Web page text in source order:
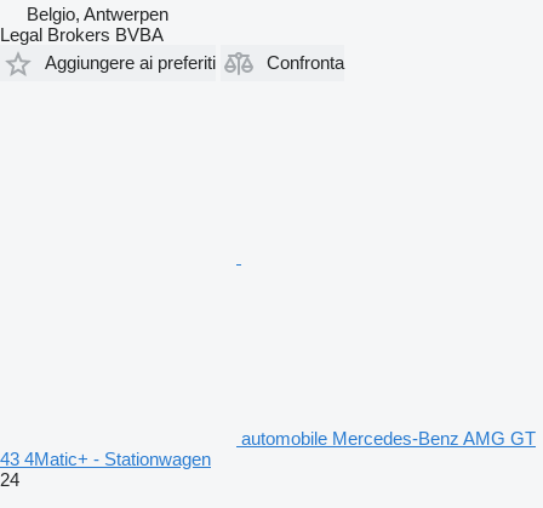
Belgio, Antwerpen
Legal Brokers BVBA
Aggiungere ai preferiti
Confronta
automobile Mercedes-Benz AMG GT
43 4Matic+ - Stationwagen
24